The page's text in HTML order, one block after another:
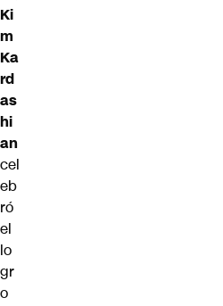
Ki
m
Ka
rd
as
hi
an
cel
eb
ró
el
lo
gr
o